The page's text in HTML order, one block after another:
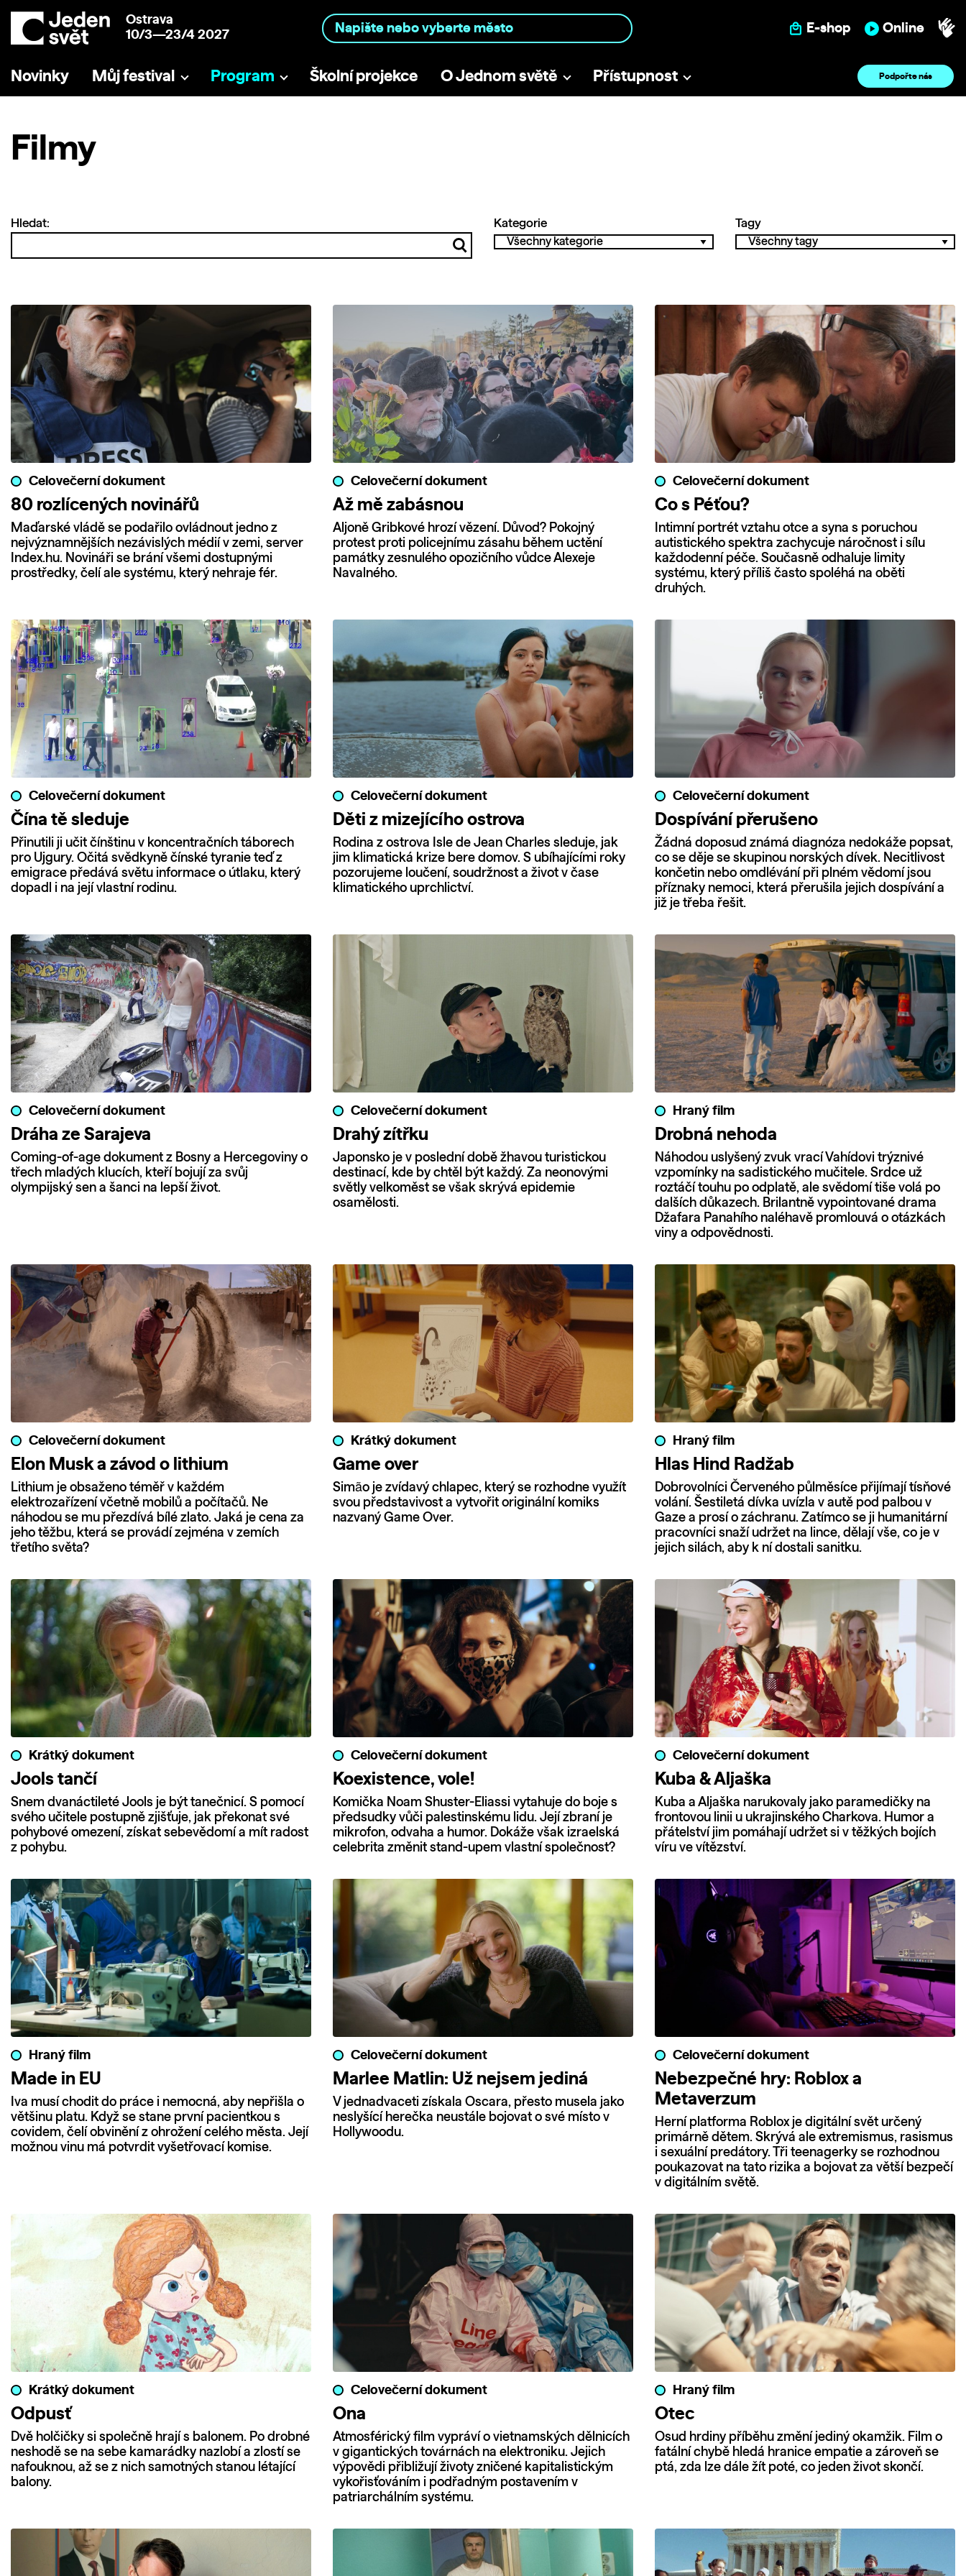
Ostrava
10/3—23/4 2027
E-shop Online
Novinky Můj festival Program Školní projekce O Jednom světě Přístupnost Podpořte nás
Filmy
Hledat: Kategorie Tagy
Celovečerní dokument
80 rozlícených novinářů
Maďarské vládě se podařilo ovládnout jedno z
nejvýznamnějších nezávislých médií v zemi, server
Index.hu. Novináři se brání všemi dostupnými
prostředky, čelí ale systému, který nehraje fér.
Celovečerní dokument
Až mě zabásnou
Aljoně Gribkové hrozí vězení. Důvod? Pokojný
protest proti policejnímu zásahu během uctění
památky zesnulého opozičního vůdce Alexeje
Navalného.
Celovečerní dokument
Co s Péťou?
Intimní portrét vztahu otce a syna s poruchou
autistického spektra zachycuje náročnost i sílu
každodenní péče. Současně odhaluje limity
systému, který příliš často spoléhá na oběti
druhých.
Celovečerní dokument
Čína tě sleduje
Přinutili ji učit čínštinu v koncentračních táborech
pro Ujgury. Očitá svědkyně čínské tyranie teď z
emigrace předává světu informace o útlaku, který
dopadl i na její vlastní rodinu.
Celovečerní dokument
Děti z mizejícího ostrova
Rodina z ostrova Isle de Jean Charles sleduje, jak
jim klimatická krize bere domov. S ubíhajícími roky
pozorujeme loučení, soudržnost a život v čase
klimatického uprchlictví.
Celovečerní dokument
Dospívání přerušeno
Žádná doposud známá diagnóza nedokáže popsat,
co se děje se skupinou norských dívek. Necitlivost
končetin nebo omdlévání při plném vědomí jsou
příznaky nemoci, která přerušila jejich dospívání a
již je třeba řešit.
Celovečerní dokument
Dráha ze Sarajeva
Coming-of-age dokument z Bosny a Hercegoviny o
třech mladých klucích, kteří bojují za svůj
olympijský sen a šanci na lepší život.
Celovečerní dokument
Drahý zítřku
Japonsko je v poslední době žhavou turistickou
destinací, kde by chtěl být každý. Za neonovými
světly velkoměst se však skrývá epidemie
osamělosti.
Hraný film
Drobná nehoda
Náhodou uslyšený zvuk vrací Vahídovi trýznivé
vzpomínky na sadistického mučitele. Srdce už
roztáčí touhu po odplatě, ale svědomí tiše volá po
dalších důkazech. Brilantně vypointované drama
Džafara Panahího naléhavě promlouvá o otázkách
viny a odpovědnosti.
Celovečerní dokument
Elon Musk a závod o lithium
Lithium je obsaženo téměř v každém
elektrozařízení včetně mobilů a počítačů. Ne
náhodou se mu přezdívá bílé zlato. Jaká je cena za
jeho těžbu, která se provádí zejména v zemích
třetího světa?
Krátký dokument
Game over
Simão je zvídavý chlapec, který se rozhodne využít
svou představivost a vytvořit originální komiks
nazvaný Game Over.
Hraný film
Hlas Hind Radžab
Dobrovolníci Červeného půlměsíce přijímají tísňové
volání. Šestiletá dívka uvízla v autě pod palbou v
Gaze a prosí o záchranu. Zatímco se ji humanitární
pracovníci snaží udržet na lince, dělají vše, co je v
jejich silách, aby k ní dostali sanitku.
Krátký dokument
Jools tančí
Snem dvanáctileté Jools je být tanečnicí. S pomocí
svého učitele postupně zjišťuje, jak překonat své
pohybové omezení, získat sebevědomí a mít radost
z pohybu.
Celovečerní dokument
Koexistence, vole!
Komička Noam Shuster-Eliassi vytahuje do boje s
předsudky vůči palestinskému lidu. Její zbraní je
mikrofon, odvaha a humor. Dokáže však izraelská
celebrita změnit stand-upem vlastní společnost?
Celovečerní dokument
Kuba & Aljaška
Kuba a Aljaška narukovaly jako paramedičky na
frontovou linii u ukrajinského Charkova. Humor a
přátelství jim pomáhají udržet si v těžkých bojích
víru ve vítězství.
Hraný film
Made in EU
Iva musí chodit do práce i nemocná, aby nepřišla o
většinu platu. Když se stane první pacientkou s
covidem, čelí obvinění z ohrožení celého města. Její
možnou vinu má potvrdit vyšetřovací komise.
Celovečerní dokument
Marlee Matlin: Už nejsem jediná
V jednadvaceti získala Oscara, přesto musela jako
neslyšící herečka neustále bojovat o své místo v
Hollywoodu.
Celovečerní dokument
Nebezpečné hry: Roblox a
Metaverzum
Herní platforma Roblox je digitální svět určený
primárně dětem. Skrývá ale extremismus, rasismus
i sexuální predátory. Tři teenagerky se rozhodnou
poukazovat na tato rizika a bojovat za větší bezpečí
v digitálním světě.
Krátký dokument
Odpusť
Dvě holčičky si společně hrají s balonem. Po drobné
neshodě se na sebe kamarádky nazlobí a zlostí se
nafouknou, až se z nich samotných stanou létající
balony.
Celovečerní dokument
Ona
Atmosférický film vypráví o vietnamských dělnicích
v gigantických továrnách na elektroniku. Jejich
výpovědi přibližují životy zničené kapitalistickým
vykořisťováním i podřadným postavením v
patriarchálním systému.
Hraný film
Otec
Osud hrdiny příběhu změní jediný okamžik. Film o
fatální chybě hledá hranice empatie a zároveň se
ptá, zda lze dále žít poté, co jeden život skončí.